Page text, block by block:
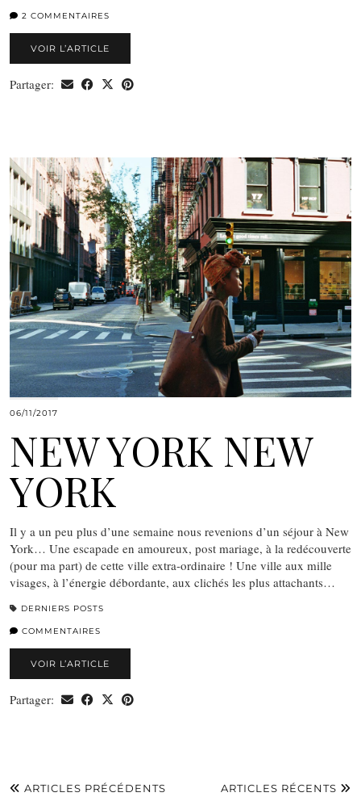
2 COMMENTAIRES
VOIR L’ARTICLE
Partager:
06/11/2017
NEW YORK NEW
YORK
Il y a un peu plus d’une semaine nous revenions d’un séjour à New
York… Une escapade en amoureux, post mariage, à la redécouverte
(pour ma part) de cette ville extra-ordinaire ! Une ville aux mille
visages, à l’énergie débordante, aux clichés les plus attachants…
DERNIERS POSTS
COMMENTAIRES
VOIR L’ARTICLE
Partager:
ARTICLES PRÉCÉDENTS ARTICLES RÉCENTS